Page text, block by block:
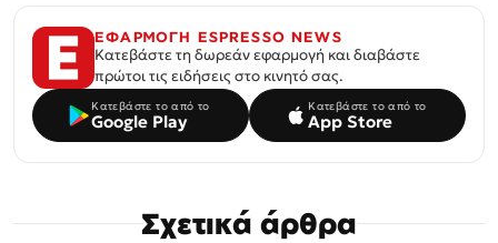
ΕΦΑΡΜΟΓΗ ESPRESSO NEWS
Κατεβάστε τη δωρεάν εφαρμογή και διαβάστε
πρώτοι τις ειδήσεις στο κινητό σας.
Κατεβάστε το από το
Google Play
Κατεβάστε το από το
App Store
Σχετικά άρθρα